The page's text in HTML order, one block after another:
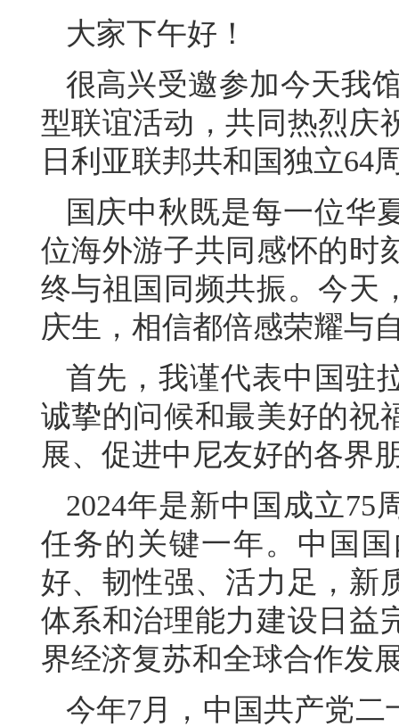
大家下午好！
很高兴受邀参加今天我
型联谊活动，共同热烈庆
日利亚联邦共和国独立64
国庆中秋既是每一位华
位海外游子共同感怀的时
终与祖国同频共振。今天
庆生，相信都倍感荣耀与
首先，我谨代表中国驻
诚挚的问候和最美好的祝
展、促进中尼友好的各界
2024年是新中国成立75
任务的关键一年。中国
好、韧性强、活力足，新
体系和治理能力建设日益
界经济复苏和全球合作发
今年7月，中国共产党